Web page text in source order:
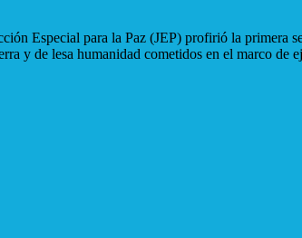
Especial para la Paz (JEP) profirió la primera
y de lesa humanidad cometidos en el marco de